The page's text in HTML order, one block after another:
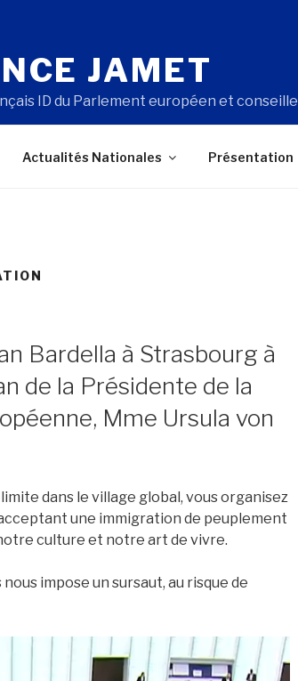
JAMET
ID du Parlement européen et
Actualités Nationales Présentation
Bardella à Strasbourg à
de la Présidente de la
Mme Ursula von
dans le village global, vous organisez
une immigration de peuplement
culture et notre art de vivre.
impose un sursaut, au risque de